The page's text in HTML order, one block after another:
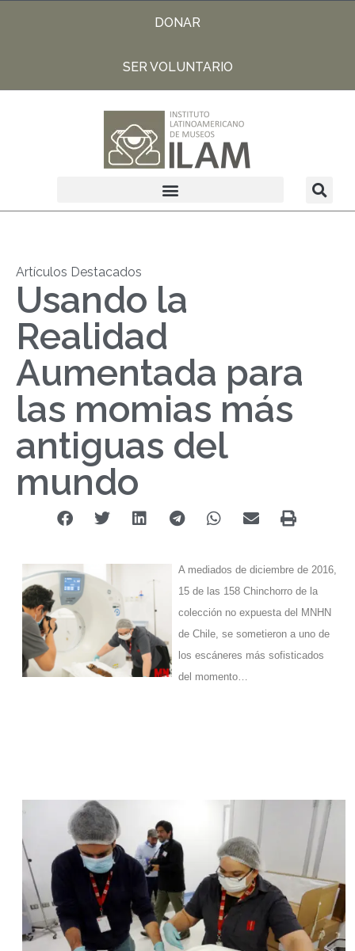
DONAR
SER VOLUNTARIO
Artículos Destacados
Usando la
Realidad
Aumentada para
las momias más
antiguas del
mundo
A mediados de diciembre de 2016,
15 de las 158 Chinchorro de la
colección no expuesta del MNHN
de Chile, se sometieron a uno de
los escáneres más sofisticados
del momento…